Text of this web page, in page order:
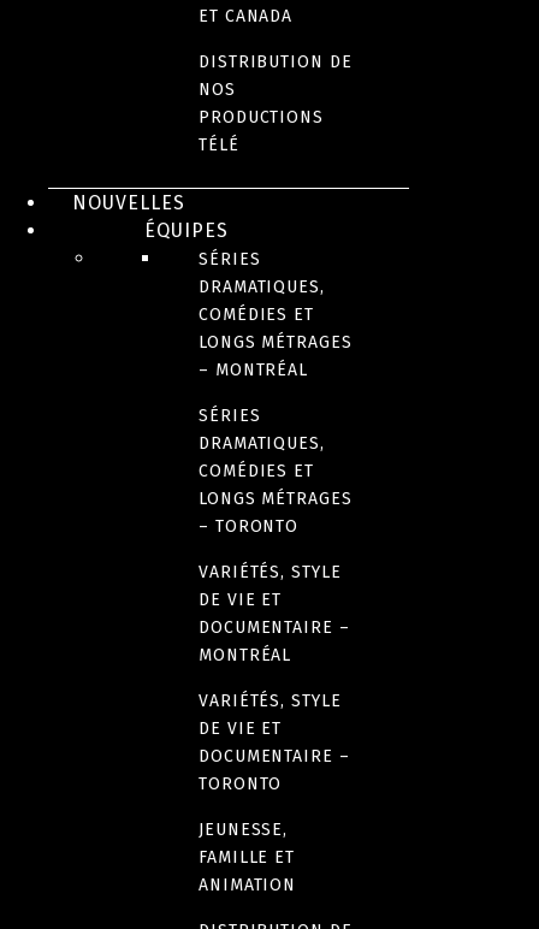
ET CANADA
DISTRIBUTION DE
NOS
PRODUCTIONS
TÉLÉ
NOUVELLES
ÉQUIPES
SÉRIES
DRAMATIQUES,
COMÉDIES ET
LONGS MÉTRAGES
– MONTRÉAL
SÉRIES
DRAMATIQUES,
COMÉDIES ET
LONGS MÉTRAGES
– TORONTO
VARIÉTÉS, STYLE
DE VIE ET
DOCUMENTAIRE –
MONTRÉAL
VARIÉTÉS, STYLE
DE VIE ET
DOCUMENTAIRE –
TORONTO
JEUNESSE,
FAMILLE ET
ANIMATION